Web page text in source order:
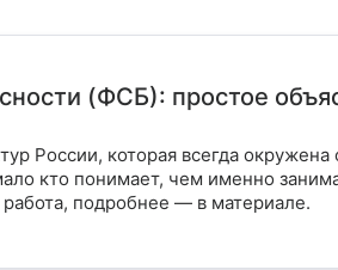
(ФСБ): простое
России, которая всегда окружена
кто понимает, чем именно
подробнее — в материале.